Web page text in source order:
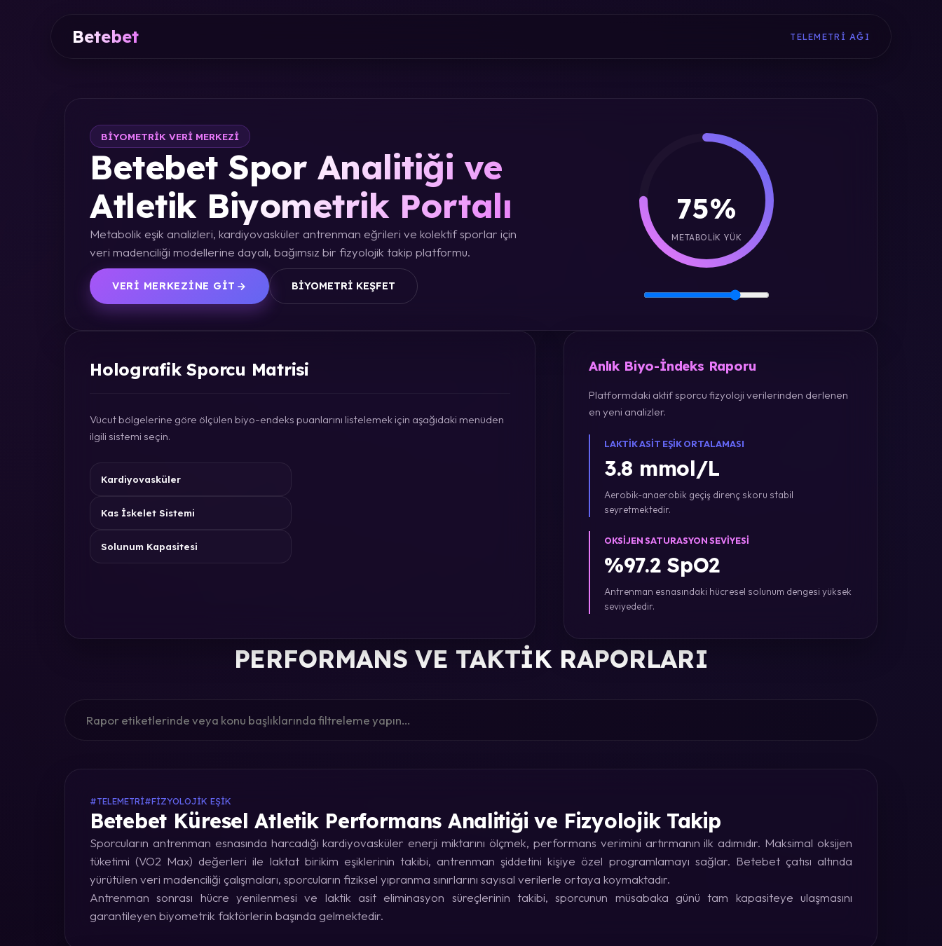
Betebet TELEMETRI AĞI
BIYOMETRIK VERI MERKEZI
Betebet Spor Analitiği ve
Atletik Biyometrik Portalı
Metabolik eşik analizleri, kardiyovasküler antrenman eğrileri ve kolektif sporlar için
veri madenciliği modellerine dayalı, bağımsız bir fizyolojik takip platformu.
VERI MERKEZINE GIT BIYOMETRI KEŞFET
75%
METABOLIK YÜK
Holografik Sporcu Matrisi
Vücut bölgelerine göre ölçülen biyo-endeks puanlarını listelemek için aşağıdaki menüden
ilgili sistemi seçin.
Kardiyovasküler
Kas İskelet Sistemi
Solunum Kapasitesi
Anlık Biyo-İndeks Raporu
Platformdaki aktif sporcu fizyoloji verilerinden derlenen
en yeni analizler.
LAKTIK ASIT EŞIK ORTALAMASI
3.8 mmol/L
Aerobik-anaerobik geçiş direnç skoru stabil
seyretmektedir.
OKSIJEN SATURASYON SEVIYESI
%97.2 SpO2
Antrenman esnasındaki hücresel solunum dengesi yüksek
seviyededir.
PERFORMANS VE TAKTIK RAPORLARI
#TELEMETRI#FIZYOLOJIK EŞIK
Betebet Küresel Atletik Performans Analitiği ve Fizyolojik Takip
Sporcuların antrenman esnasında harcadığı kardiyovasküler enerji miktarını ölçmek, performans verimini artırmanın ilk adımıdır. Maksimal oksijen
tüketimi (VO2 Max) değerleri ile laktat birikim eşiklerinin takibi, antrenman şiddetini kişiye özel programlamayı sağlar. Betebet çatısı altında
yürütülen veri madenciliği çalışmaları, sporcuların fiziksel yıpranma sınırlarını sayısal verilerle ortaya koymaktadır.
Antrenman sonrası hücre yenilenmesi ve laktik asit eliminasyon süreçlerinin takibi, sporcunun müsabaka günü tam kapasiteye ulaşmasını
garantileyen biyometrik faktörlerin başında gelmektedir.